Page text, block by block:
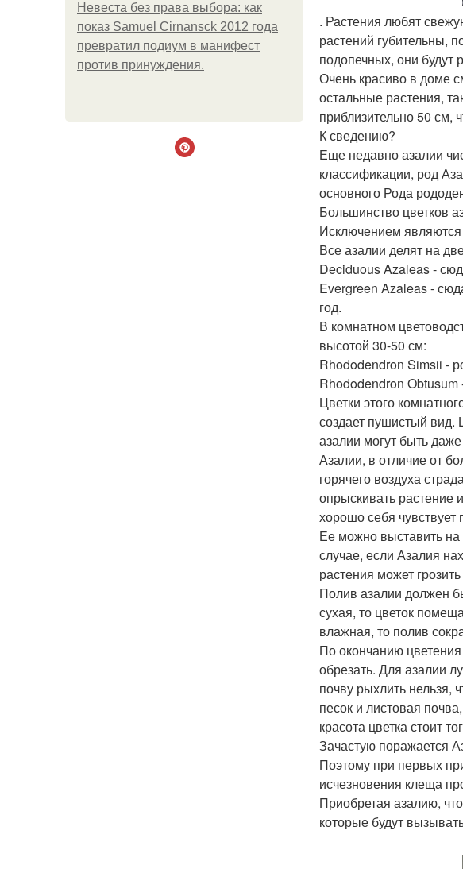
Невеста без права выбора: как
показ Samuel Cirnansck 2012 года
превратил подиум в манифест
против принуждения.
. Растения любят
растений губительны,
подопечных, они будут
Очень красиво в доме
остальные растения,
приблизительно 50 см,
К сведению?
Еще недавно азалии
классификации, род
основного Рода
Большинство цветков
Исключением являются
Все азалии делят на
Deciduous Azaleas -
Evergreen Azaleas -
год.
В комнатном
высотой 30-50 см:
Rhododendron Simsii -
Rhododendron
Цветки этого
создает пушистый вид.
азалии могут быть
Азалии, в отличие от
горячего воздуха
опрыскивать растение
хорошо себя чувствует
Ее можно выставить
случае, если Азалия
растения может
Полив азалии должен
сухая, то цветок
влажная, то полив
По окончанию
обрезать. Для азалии
почву рыхлить нельзя,
песок и листовая
красота цветка стоит
Зачастую поражается
Поэтому при первых
исчезновения клеща
Приобретая азалию,
которые будут